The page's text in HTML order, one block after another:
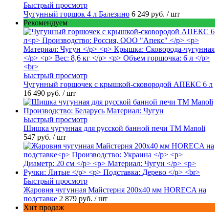
Быстрый просмотр
Чугунный горшок 4 л Балезино 6 249 руб. / шт
Рекомендуем
Быстрый просмотр
Чугунный горшочек с крышкой-сковородой АПЕКС 6 л
16 490 руб. / шт
Быстрый просмотр
Шишка чугунная для русской банной печи ТМ Manoli
547 руб. / шт
Быстрый просмотр
Жаровня чугунная Майстерня 200х40 мм HORECA на
подставке 2 879 руб. / шт
Хит продаж